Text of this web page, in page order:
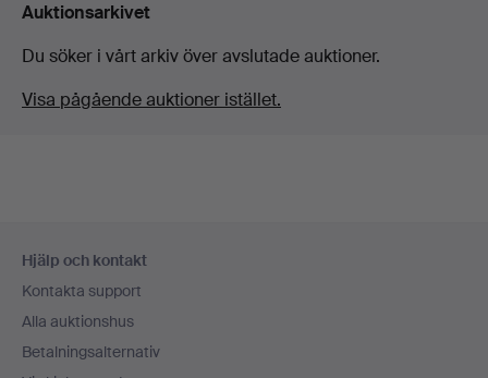
Auktionsarkivet
Du söker i vårt arkiv över avslutade auktioner.
Visa pågående auktioner istället.
Hjälp och kontakt
Kontakta support
Alla auktionshus
Betalningsalternativ